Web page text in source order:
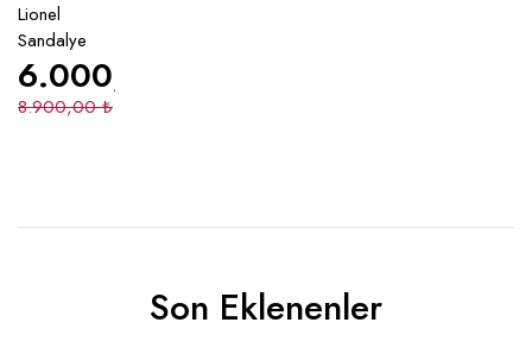
Lionel
Sandalye
8.900,00₺
6.000,00
Son Eklenenler